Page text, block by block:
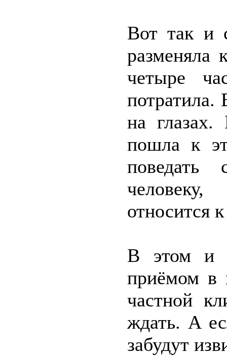
Вот так и
разменяла
четыре
потратила.
на
пошла к
поведать
человеку,
относится
В этом и
приёмом в
частной
ждать. А
забудут